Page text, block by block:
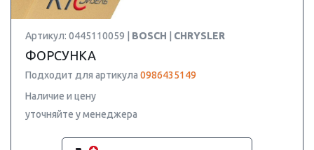
Артикул: 0445110059 | BOSCH CHRYSLER
ФОРСУНКА
Подходит для артикула 0986435149
Наличие и цену
уточняйте у менеджера